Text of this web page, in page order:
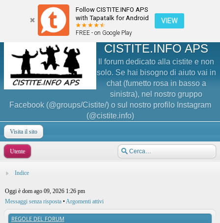
Follow CISTITE.INFO APS
with Tapatalk for Android
FREE - on Google Play
VIEW
CISTITE.INFO APS
Il forum dedicato alla cistite e non
solo. Se hai bisogno di aiuto vai in
chat (fumetto rosa in basso a
sinistra), nel nostro gruppo
Facebook (@groups/Cistite/) o sul nostro profilo Instagram
(@cistite.info)
Visita il sito
Utente
Indice
Oggi è dom ago 09, 2026 1:26 pm
Messaggi senza risposta •Argomenti attivi
REGOLE DEL FORUM